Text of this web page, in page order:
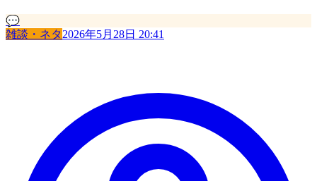
💬
雑談・ネタ2026年5月28日 20:41